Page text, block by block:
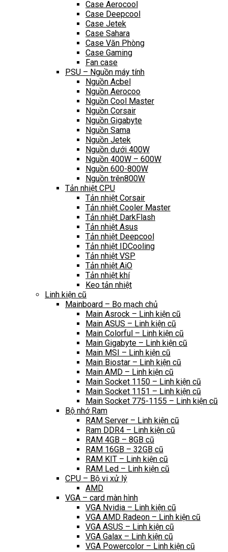
Case Aerocool
Case Deepcool
Case Jetek
Case Sahara
Case Văn Phòng
Case Gaming
Fan case
PSU – Nguồn máy tính
Nguồn Acbel
Nguồn Aerocoo
Nguồn Cool Master
Nguồn Corsair
Nguồn Gigabyte
Nguồn Sama
Nguồn Jetek
Nguồn dưới 400W
Nguồn 400W – 600W
Nguồn 600-800W
Nguồn trên800W
Tản nhiệt CPU
Tản nhiệt Corsair
Tản nhiệt Cooler Master
Tản nhiệt DarkFlash
Tản nhiệt Asus
Tản nhiệt Deepcool
Tản nhiệt IDCooling
Tản nhiệt VSP
Tản nhiệt AiO
Tản nhiệt khí
Keo tản nhiệt
Linh kiện cũ
Mainboard – Bo mạch chủ
Main Asrock – Linh kiện cũ
Main ASUS – Linh kiện cũ
Main Colorful – Linh kiện cũ
Main Gigabyte – Linh kiện cũ
Main MSI – Linh kiện cũ
Main Biostar – Linh kiện cũ
Main AMD – Linh kiện cũ
Main Socket 1150 – Linh kiện cũ
Main Socket 1151 – Linh kiện cũ
Main Socket 775-1155 – Linh kiện cũ
Bộ nhớ Ram
RAM Server – Linh kiện cũ
Ram DDR4 – Linh kiện cũ
RAM 4GB – 8GB cũ
RAM 16GB – 32GB cũ
RAM KIT – Linh kiện cũ
RAM Led – Linh kiện cũ
CPU – Bộ vi xử lý
AMD
VGA – card màn hình
VGA Nvidia – Linh kiện cũ
VGA AMD Radeon – Linh kiện cũ
VGA ASUS – Linh kiện cũ
VGA Galax – Linh kiện cũ
VGA Powercolor – Linh kiện cũ